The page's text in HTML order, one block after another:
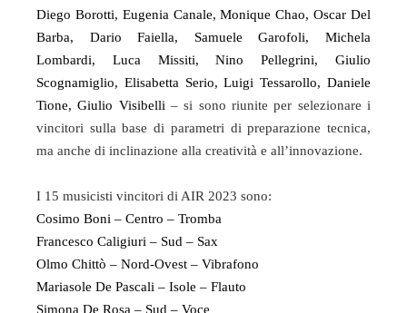
Diego Borotti, Eugenia Canale, Monique Chao, Oscar Del
Barba, Dario Faiella, Samuele Garofoli, Michela
Lombardi, Luca Missiti, Nino Pellegrini, Giulio
Scognamiglio, Elisabetta Serio, Luigi Tessarollo, Daniele
Tione, Giulio Visibelli – si sono riunite per selezionare i
vincitori sulla base di parametri di preparazione tecnica,
ma anche di inclinazione alla creatività e all’innovazione.
I 15 musicisti vincitori di AIR 2023 sono:
Cosimo Boni – Centro – Tromba
Francesco Caligiuri – Sud – Sax
Olmo Chittò – Nord-Ovest – Vibrafono
Mariasole De Pascali – Isole – Flauto
Simona De Rosa – Sud – Voce